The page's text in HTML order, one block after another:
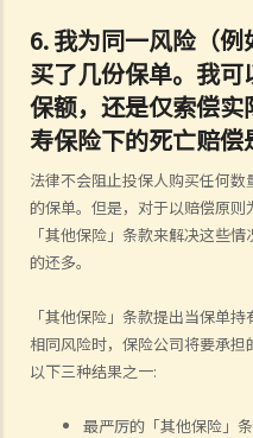
6.我为同一风险（
买了几份保单。我
保额，还是仅索偿
寿保险下的死亡赔偿
法律不会阻止投保人购买任何
的保单。但是，对于以赔偿原
「其他保险」条款来解决这些
的还多。
「其他保险」条款提出当保单
相同风险时，保险公司将要承
以下三种结果之一:
最严厉的「其他保险」